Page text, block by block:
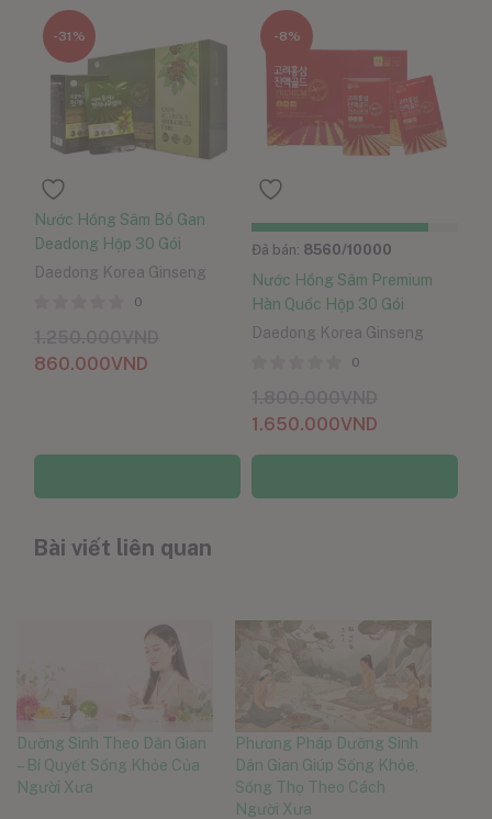
-31%
Nước Hồng Sâm Bổ Gan
Deadong Hộp 30 Gói
Daedong Korea Ginseng
0
860.000VND
-8%
Đã bán: 8560/10000
Nước Hồng Sâm Premium
Hàn Quốc Hộp 30 Gói
Daedong Korea Ginseng
0
1.650.000VND
Bài viết liên quan
Dưỡng Sinh Theo Dân Gian
– Bí Quyết Sống Khỏe Của
Người Xưa
Phương Pháp Dưỡng Sinh
Dân Gian Giúp Sống Khỏe,
Sống Thọ Theo Cách
Người Xưa